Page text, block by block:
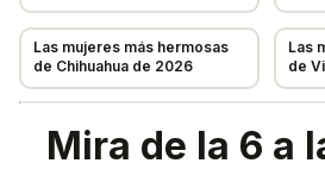
Las mujeres más hermosas
de Chihuahua de 2026
Las
de
Mira de la 6 a